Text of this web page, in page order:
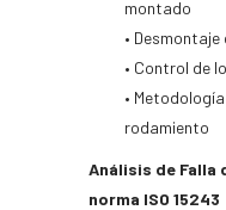
montado
•
• Control de
•
rodamiento
Análisis de Falla
norma ISO 15243